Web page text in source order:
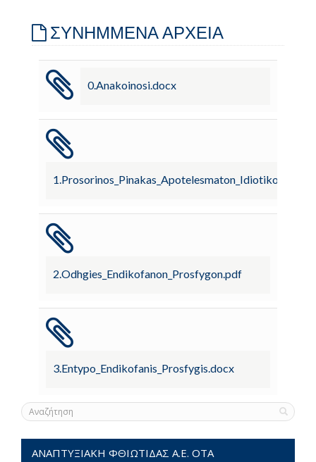
ΣΥΝΗΜΜΕΝΑ ΑΡΧΕΙΑ
0.Anakoinosi.docx
2.Odhgies_Endikofanon_Prosfygon.pdf
3.Entypo_Endikofanis_Prosfygis.docx
ΑΝΑΠΤΥΞΙΑΚΗ ΦΘΙΩΤΙΔΑΣ Α.Ε. ΟΤΑ